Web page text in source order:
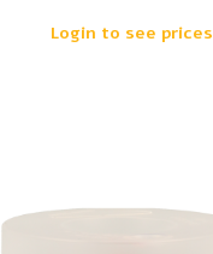
Login to see prices